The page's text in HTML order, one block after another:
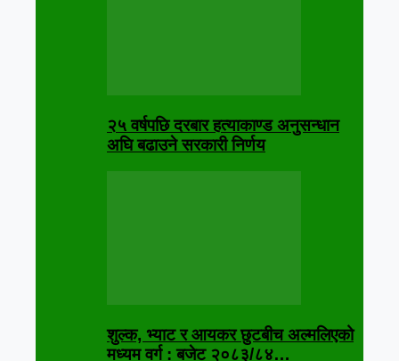
२५ वर्षपछि दरबार हत्याकाण्ड अनुसन्धान
अघि बढाउने सरकारी निर्णय
शुल्क, भ्याट र आयकर छुटबीच अल्मलिएको
मध्यम वर्ग : बजेट २०८३/८४…